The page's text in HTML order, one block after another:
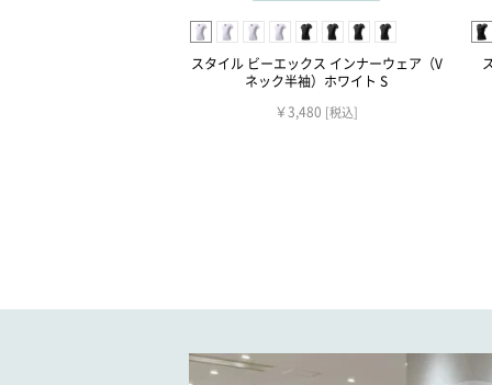
スタイル ビーエックス インナーウェア（V
ネック半袖）ホワイト S
￥3,480 [税込]